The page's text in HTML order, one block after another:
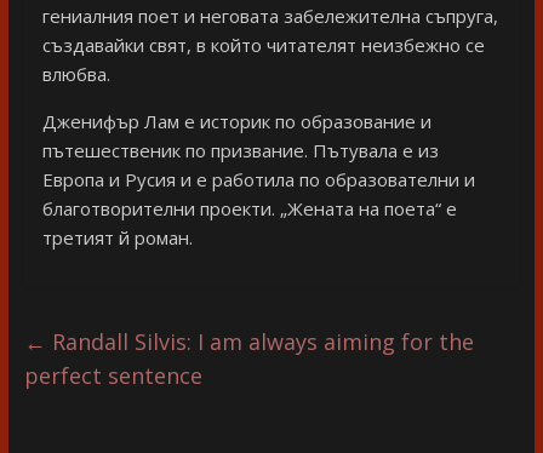
гениалния поет и неговата забележителна съпруга,
създавайки свят, в който читателят неизбежно се
влюбва.
Дженифър Лам е историк по образование и
пътешественик по призвание. Пътувала е из
Европа и Русия и е работила по образователни и
благотворителни проекти. „Жената на поета“ е
третият й роман.
← Randall Silvis: I am always aiming for the
perfect sentence